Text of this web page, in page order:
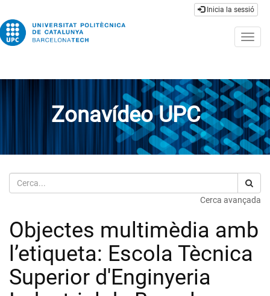
Inicia la sessió
Zonavídeo UPC
Cerca
Cerca avançada
Objectes multimèdia amb
l’etiqueta: Escola Tècnica
Superior d'Enginyeria